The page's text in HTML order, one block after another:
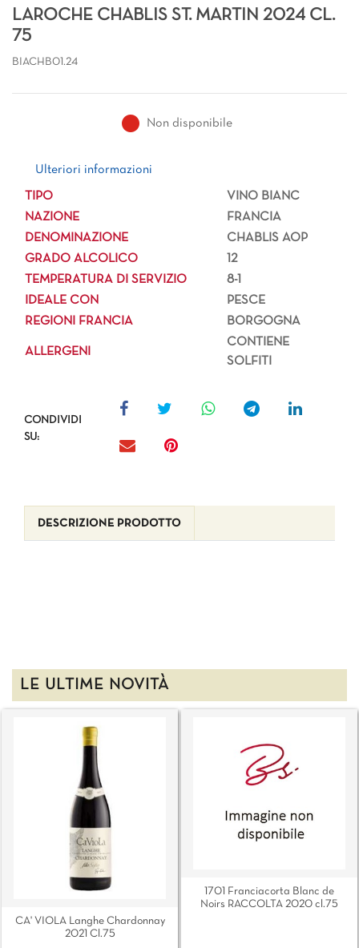
LAROCHE CHABLIS ST. MARTIN 2024 CL.
75
BIACHB01.24
Non disponibile
Ulteriori informazioni
Ulteriori informazioni
TIPO
VINO BIANC
NAZIONE
FRANCIA
DENOMINAZIONE
CHABLIS AOP
GRADO ALCOLICO
12
TEMPERATURA DI SERVIZIO
8-1
IDEALE CON
PESCE
REGIONI FRANCIA
BORGOGNA
ALLERGENI
CONTIENE
SOLFITI
CONDIVIDI
SU:
DESCRIZIONE PRODOTTO
LE ULTIME NOVITÀ
CA' VIOLA Langhe Chardonnay
2021 Cl.75
1701 Franciacorta Blanc de
Noirs RACCOLTA 2020 cl.75